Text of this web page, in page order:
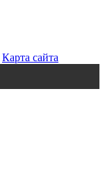
Карта сайта